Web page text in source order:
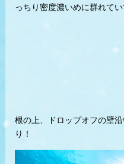
っちり密度濃いめに群れて
根の上、ドロップオフの壁
り！